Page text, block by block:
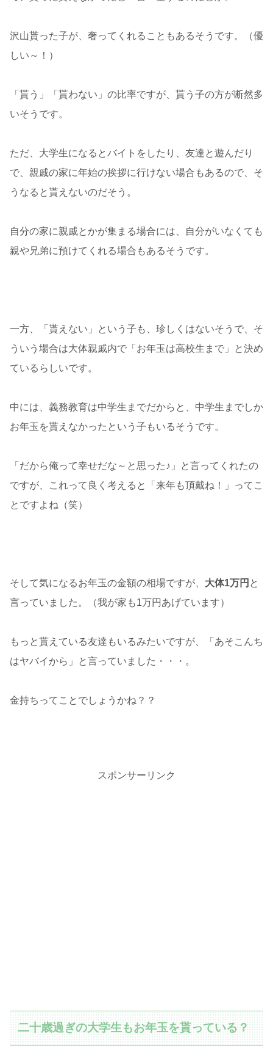
沢山貰った子が、奢ってくれることもあるそうです。（優
しい～！）
「貰う」「貰わない」の比率ですが、貰う子の方が断然多
いそうです。
ただ、大学生になるとバイトをしたり、友達と遊んだり
で、親戚の家に年始の挨拶に行けない場合もあるので、そ
うなると貰えないのだそう。
自分の家に親戚とかが集まる場合には、自分がいなくても
親や兄弟に預けてくれる場合もあるそうです。
一方、「貰えない」という子も、珍しくはないそうで、そ
ういう場合は大体親戚内で「お年玉は高校生まで」と決め
ているらしいです。
中には、義務教育は中学生までだからと、中学生までしか
お年玉を貰えなかったという子もいるそうです。
「だから俺って幸せだな～と思った♪」と言ってくれたの
ですが、これって良く考えると「来年も頂戴ね！」ってこ
とですよね（笑）
そして気になるお年玉の金額の相場ですが、 大体1万円 と
言っていました。（我が家も1万円あげています）
もっと貰えている友達もいるみたいですが、「あそこんち
はヤバイから」と言っていました・・・。
金持ちってことでしょうかね？？
スポンサーリンク
二十歳過ぎの大学生もお年玉を貰っている？